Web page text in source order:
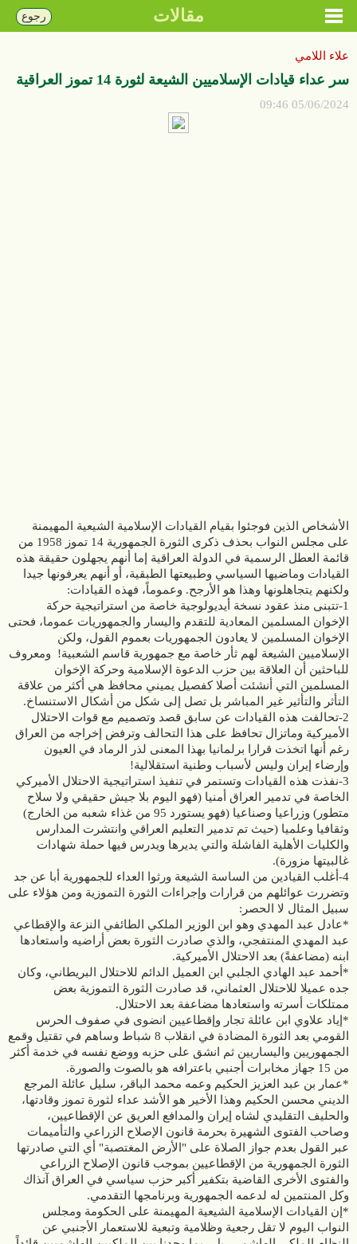
رجوع مقالات
علاء اللامي
سر عداء قيادات الإسلاميين الشيعة لثورة 14 تموز العراقية
05/06/2024 09:46
الأشخاص الذين فوجئوا بقيام القيادات الإسلامية الشيعية المهيمنة
على مجلس النواب بحذف ذكرى الثورة الجمهورية 14 تموز 1958 من
قائمة العطل الرسمية في الدولة العراقية إما أنهم يجهلون حقيقة هذه
القيادات وماضيها السياسي وطبيعتها الطبقية، أو أنهم يعرفونها جيدا
ولكنهم يتجاهلونها وهذا هو الأرجح. وعموماً، فهذه القيادات:
1-تتبنى منذ عقود نسخة أيديولوجية خاصة من استراتيجية حركة
الإخوان المسلمين المعادية للتقدم واليسار والجمهوريات عموما، فحتى
الإخوان المسلمين لا يعادون الجمهوريات بعموم القول، ولكن
الإسلاميين الشيعة لهم ثأر خاصة مع جمهورية قاسم الشعبية! ومعروف
للباحثين أن العلاقة بين حزب الدعوة الإسلامية وحركة الإخوان
المسلمين التي أنشئت أصلا كفصيل يميني محافظ هي أكثر من علاقة
التأثر والتأثير غير المباشر بل تصل إلى شكل من أشكال الاستنساخ.
2-تحالفت هذه القيادات عن سابق قصد وتصميم مع قوات الاحتلال
الأميركية وماتزال تحافظ على هذا التحالف وترفض إخراجه من العراق
رغم أنها اتخذت قرارا برلمانيا بهذا المعنى لذر الرماد في العيون
وإرضاء إيران وليس لأسباب وطنية استقلالية!
3-نفذت هذه القيادات وتستمر في تنفيذ استراتيجية الاحتلال الأميركي
الخاصة في تدمير العراق أمنيا (فهو اليوم بلا جيش حقيقي ولا سلاح
متطور) وزراعيا وصناعيا (فهو يستورد 95 من غذاء شعبه من الخارج)
وثقافيا وعلميا (حيث تم تدمير التعليم العراقي وانتشرت المدارس
والكليات الأهلية الفاشلة والتي يديرها ويدرس فيها حملة شهادات
غالبيتها مزورة).
4-أغلب القيادين من الساسة الشيعة ورثوا العداء للجمهورية أبا عن جد
وتضررت عوائلهم من قرارات وإجراءات الثورة التموزية ومن هؤلاء على
سبيل المثال لا الحصر:
*عادل عبد المهدي وهو ابن الوزير الملكي الطائفي النزعة والإقطاعي
عبد المهدي المنتفجي، والذي صادرت الثورة بعض أراضيه واستعادها
ابنه (مضاعفةً) بعد الاحتلال الأميركية.
*أحمد عبد الهادي الجلبي ابن العميل الدائم للاحتلال البريطاني، وكان
جده عميلا للاحتلال العثماني، قد صادرت الثورة التموزية بعض
ممتلكات أسرته واستعادها مضاعفة بعد الاحتلال.
*إياد علاوي ابن عائلة تجار وإقطاعيين انضوى في صفوف الحرس
القومي بعد الثورة المضادة في انقلاب 8 شباط وساهم في تقتيل وقمع
الجمهوريين واليساريين ثم انشق على حزبه ووضع نفسه في خدمة أكثر
من 15 جهاز مخابرات أجنبي باعترافه هو بالصوت والصورة.
*عمار بن عبد العزيز الحكيم وعمه محمد الباقر، سليل عائلة المرجع
الديني محسن الحكيم وهذا الأخير هو الأشد عداء لثورة تموز وقادتها،
والحليف التقليدي لشاه إيران والمدافع العريق عن الإقطاعيين،
وصاحب الفتوى الشهيرة بحرمة قانون الإصلاح الزراعي والتأميمات
عبر القول بعدم جواز الصلاة على "الأرض المغتصبة" أي التي صادرتها
الثورة الجمهورية من الإقطاعيين بموجب قانون الإصلاح الزراعي
والفتوى الأخرى القاضية بتكفير أكبر حزب سياسي في العراق آنذاك
وكل المنتمين له لدعمه الجمهورية وبرنامجها التقدمي.
*إن القيادات الإسلامية الشيعية المهيمنة على الحكومة ومجلس
النواب اليوم لا تقل رجعية وظلامية وتبعية للاستعمار الأجنبي عن